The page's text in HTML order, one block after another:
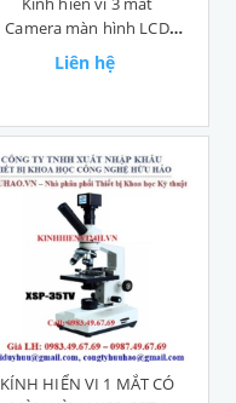
Camera màn hình LCD
chất lượng cao
Liên hệ
KÍNH HIỂN VI 1 MẮT CÓ